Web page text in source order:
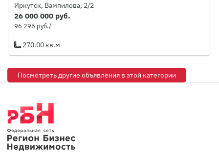
Иркутск, Вампилова, 2/2
26 000 000 руб.
96 296 руб./
270.00 кв.м
Посмотреть другие объявления в этой категории